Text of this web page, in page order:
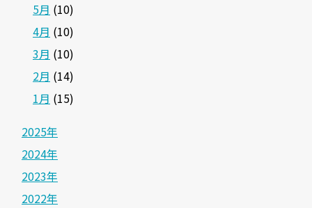
5月 (10)
4月 (10)
3月 (10)
2月 (14)
1月 (15)
2025年
2024年
2023年
2022年